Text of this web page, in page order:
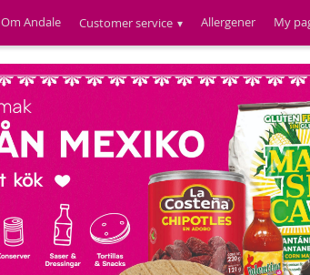
Om Andale Customer service Allergener My